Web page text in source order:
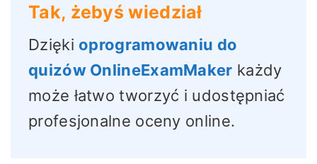
Tak, żebyś wiedział
Dzięki oprogramowaniu do
quizów OnlineExamMaker każdy
może łatwo tworzyć i udostępniać
profesjonalne oceny online.